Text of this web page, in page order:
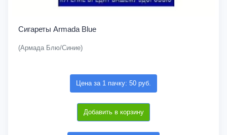
Сигареты Armada Blue
(Армада Блю/Синие)
Цена за 1 пачку: 50 руб.
Добавить в корзину